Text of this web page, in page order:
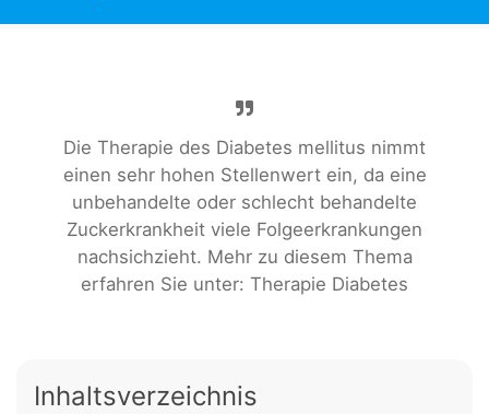
Die Therapie des Diabetes mellitus nimmt
einen sehr hohen Stellenwert ein, da eine
unbehandelte oder schlecht behandelte
Zuckerkrankheit viele Folgeerkrankungen
nachsichzieht. Mehr zu diesem Thema
erfahren Sie unter: Therapie Diabetes
Inhaltsverzeichnis